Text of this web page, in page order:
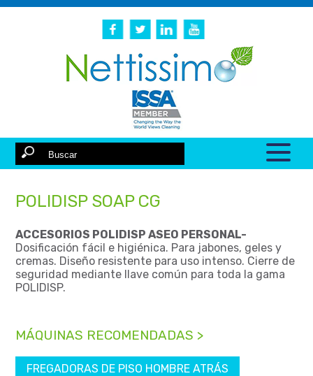
POLIDISP SOAP CG
ACCESORIOS POLIDISP ASEO PERSONAL-
Dosificación fácil e higiénica. Para jabones, geles y
cremas. Diseño resistente para uso intenso. Cierre de
seguridad mediante llave común para toda la gama
POLIDISP.
MÁQUINAS RECOMENDADAS >
FREGADORAS DE PISO HOMBRE ATRÁS